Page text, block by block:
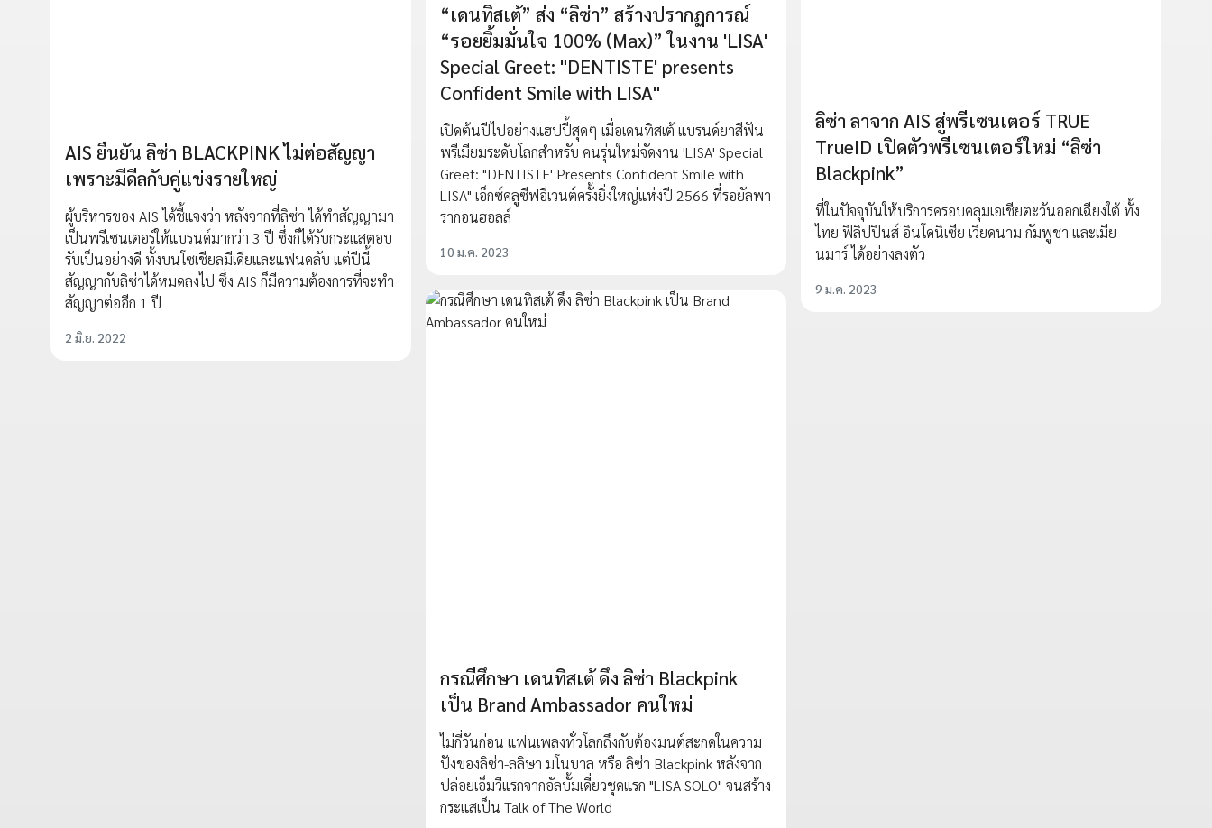
“เดนทิสเต้” ส่ง “ลิซ่า” สร้างปรากฏการณ์
“รอยยิ้มมั่นใจ 100% (Max)” ในงาน 'LISA'
Special Greet: "DENTISTE' presents
Confident Smile with LISA"
เปิดต้นปีไปอย่างแฮปปี้สุดๆ เมื่อเดนทิสเต้ แบรนด์ยาสีฟัน
พรีเมียมระดับโลกสำหรับ คนรุ่นใหม่จัดงาน 'LISA' Special
Greet: "DENTISTE' Presents Confident Smile with
LISA" เอ็กซ์คลูซีฟอีเวนต์ครั้งยิ่งใหญ่แห่งปี 2566 ที่รอยัลพา
รากอนฮอลล์
10 ม.ค. 2023
ลิซ่า ลาจาก AIS สู่พรีเซนเตอร์ TRUE
TrueID เปิดตัวพรีเซนเตอร์ใหม่ “ลิซ่า
Blackpink”
ที่ในปัจจุบันให้บริการครอบคลุมเอเชียตะวันออกเฉียงใต้ ทั้ง
ไทย ฟิลิปปินส์ อินโดนิเซีย เวียดนาม กัมพูชา และเมีย
นมาร์ ได้อย่างลงตัว
9 ม.ค. 2023
AIS ยืนยัน ลิซ่า BLACKPINK ไม่ต่อสัญญา
เพราะมีดีลกับคู่แข่งรายใหญ่
ผู้บริหารของ AIS ได้ชี้แจงว่า หลังจากที่ลิซ่า ได้ทำสัญญามา
เป็นพรีเซนเตอร์ให้แบรนด์มากว่า 3 ปี ซึ่งก็ได้รับกระแสตอบ
รับเป็นอย่างดี ทั้งบนโซเชียลมีเดียและแฟนคลับ แต่ปีนี้
สัญญากับลิซ่าได้หมดลงไป ซึ่ง AIS ก็มีความต้องการที่จะทำ
สัญญาต่ออีก 1 ปี
2 มิ.ย. 2022
กรณีศึกษา เดนทิสเต้ ดึง ลิซ่า Blackpink
เป็น Brand Ambassador คนใหม่
ไม่กี่วันก่อน แฟนเพลงทั่วโลกถึงกับต้องมนต์สะกดในความ
ปังของลิซ่า-ลลิษา มโนบาล หรือ ลิซ่า Blackpink หลังจาก
ปล่อยเอ็มวีแรกจากอัลบั้มเดี่ยวชุดแรก "LISA SOLO" จนสร้าง
กระแสเป็น Talk of The World